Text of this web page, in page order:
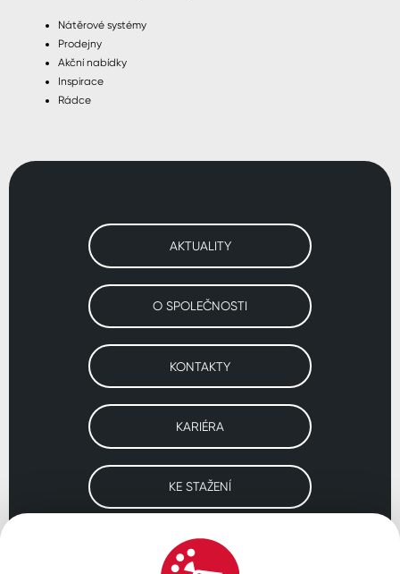
Nátěrové systémy
Prodejny
Akční nabídky
Inspirace
Rádce
AKTUALITY
O SPOLEČNOSTI
KONTAKTY
KARIÉRA
KE STAŽENÍ
Navštivte naše pobočky